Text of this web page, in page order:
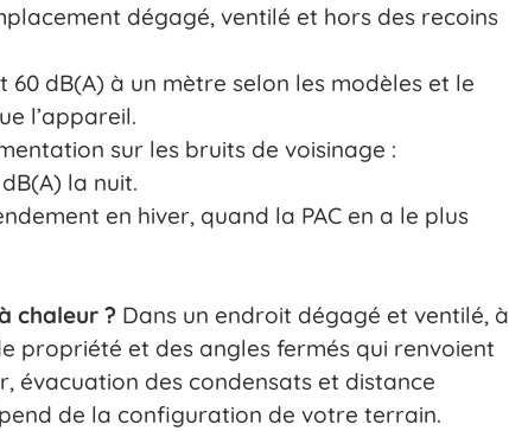
dégagé, ventilé et hors des recoins
dB(A) à un mètre selon les modèles et le
l’appareil.
sur les bruits de voisinage :
la nuit.
en hiver, quand la PAC en a le plus
chaleur ? Dans un endroit dégagé et ventilé, à
propriété et des angles fermés qui renvoient
évacuation des condensats et distance
de la configuration de votre terrain.